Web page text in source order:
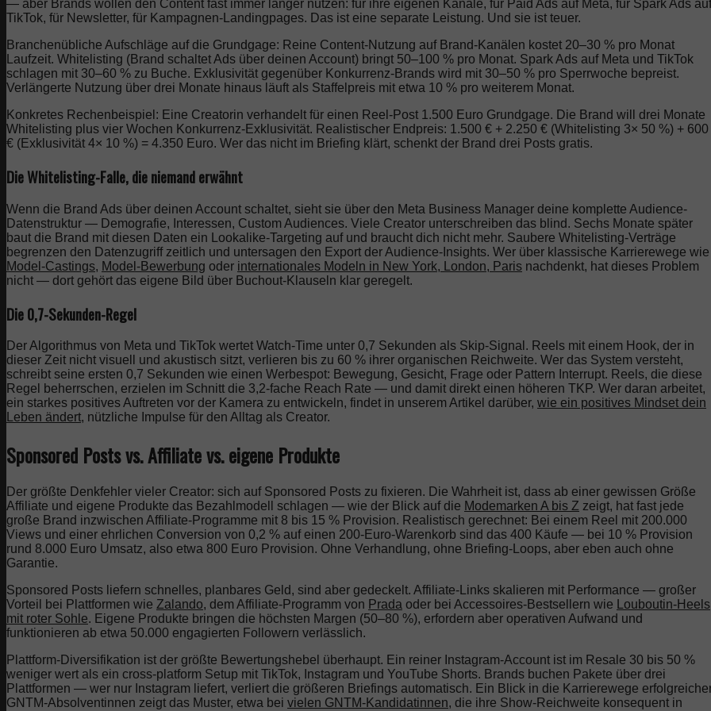
— aber Brands wollen den Content fast immer länger nutzen: für ihre eigenen Kanäle, für Paid Ads auf Meta, für Spark Ads auf
TikTok, für Newsletter, für Kampagnen-Landingpages. Das ist eine separate Leistung. Und sie ist teuer.
Branchenübliche Aufschläge auf die Grundgage: Reine Content-Nutzung auf Brand-Kanälen kostet 20–30 % pro Monat
Laufzeit. Whitelisting (Brand schaltet Ads über deinen Account) bringt 50–100 % pro Monat. Spark Ads auf Meta und TikTok
schlagen mit 30–60 % zu Buche. Exklusivität gegenüber Konkurrenz-Brands wird mit 30–50 % pro Sperrwoche bepreist.
Verlängerte Nutzung über drei Monate hinaus läuft als Staffelpreis mit etwa 10 % pro weiterem Monat.
Konkretes Rechenbeispiel: Eine Creatorin verhandelt für einen Reel-Post 1.500 Euro Grundgage. Die Brand will drei Monate
Whitelisting plus vier Wochen Konkurrenz-Exklusivität. Realistischer Endpreis: 1.500 € + 2.250 € (Whitelisting 3× 50 %) + 600
€ (Exklusivität 4× 10 %) = 4.350 Euro. Wer das nicht im Briefing klärt, schenkt der Brand drei Posts gratis.
Die Whitelisting-Falle, die niemand erwähnt
Wenn die Brand Ads über deinen Account schaltet, sieht sie über den Meta Business Manager deine komplette Audience-
Datenstruktur — Demografie, Interessen, Custom Audiences. Viele Creator unterschreiben das blind. Sechs Monate später
baut die Brand mit diesen Daten ein Lookalike-Targeting auf und braucht dich nicht mehr. Saubere Whitelisting-Verträge
begrenzen den Datenzugriff zeitlich und untersagen den Export der Audience-Insights. Wer über klassische Karrierewege wie
Model-Castings, Model-Bewerbung oder internationales Modeln in New York, London, Paris nachdenkt, hat dieses Problem
nicht — dort gehört das eigene Bild über Buchout-Klauseln klar geregelt.
Die 0,7-Sekunden-Regel
Der Algorithmus von Meta und TikTok wertet Watch-Time unter 0,7 Sekunden als Skip-Signal. Reels mit einem Hook, der in
dieser Zeit nicht visuell und akustisch sitzt, verlieren bis zu 60 % ihrer organischen Reichweite. Wer das System versteht,
schreibt seine ersten 0,7 Sekunden wie einen Werbespot: Bewegung, Gesicht, Frage oder Pattern Interrupt. Reels, die diese
Regel beherrschen, erzielen im Schnitt die 3,2-fache Reach Rate — und damit direkt einen höheren TKP. Wer daran arbeitet,
ein starkes positives Auftreten vor der Kamera zu entwickeln, findet in unserem Artikel darüber, wie ein positives Mindset dein
Leben ändert, nützliche Impulse für den Alltag als Creator.
Sponsored Posts vs. Affiliate vs. eigene Produkte
Der größte Denkfehler vieler Creator: sich auf Sponsored Posts zu fixieren. Die Wahrheit ist, dass ab einer gewissen Größe
Affiliate und eigene Produkte das Bezahlmodell schlagen — wie der Blick auf die Modemarken A bis Z zeigt, hat fast jede
große Brand inzwischen Affiliate-Programme mit 8 bis 15 % Provision. Realistisch gerechnet: Bei einem Reel mit 200.000
Views und einer ehrlichen Conversion von 0,2 % auf einen 200-Euro-Warenkorb sind das 400 Käufe — bei 10 % Provision
rund 8.000 Euro Umsatz, also etwa 800 Euro Provision. Ohne Verhandlung, ohne Briefing-Loops, aber eben auch ohne
Garantie.
Sponsored Posts liefern schnelles, planbares Geld, sind aber gedeckelt. Affiliate-Links skalieren mit Performance — großer
Vorteil bei Plattformen wie Zalando, dem Affiliate-Programm von Prada oder bei Accessoires-Bestsellern wie
Louboutin-Heels
mit roter Sohle. Eigene Produkte bringen die höchsten Margen (50–80 %), erfordern aber operativen Aufwand und
funktionieren ab etwa 50.000 engagierten Followern verlässlich.
Plattform-Diversifikation ist der größte Bewertungshebel überhaupt. Ein reiner Instagram-Account ist im Resale 30 bis 50 %
weniger wert als ein cross-platform Setup mit TikTok, Instagram und YouTube Shorts. Brands buchen Pakete über drei
Plattformen — wer nur Instagram liefert, verliert die größeren Briefings automatisch. Ein Blick in die Karrierewege
GNTM-Absolventinnen zeigt das Muster, etwa bei vielen GNTM-Kandidatinnen, die ihre Show-Reichweite konsequent in